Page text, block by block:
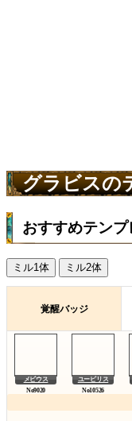
グラビスの
おすすめテンプ
ミル1体 ミル2体
覚醒バッジ
メビウス ユーピリス